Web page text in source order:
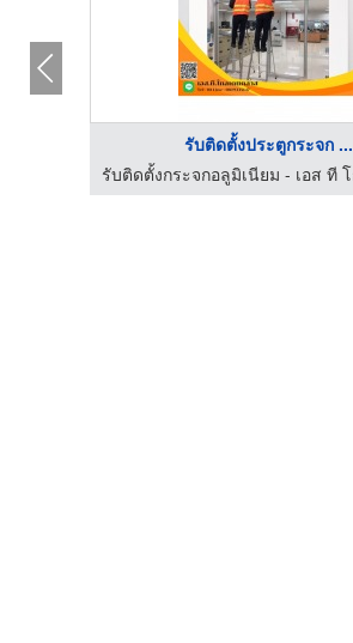
รับติดตั้งประตูกระจก ...